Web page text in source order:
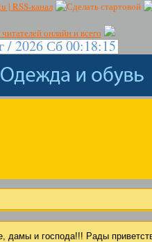
/ 2026 Сб 00:18:16
дамы и господа!!! Рады